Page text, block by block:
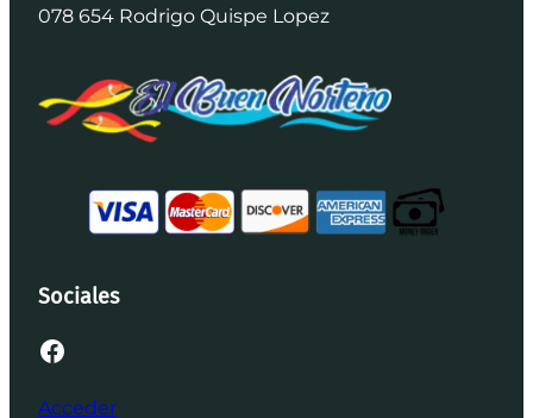
078 654 Rodrigo Quispe Lopez
Sociales
Facebook
Acceder